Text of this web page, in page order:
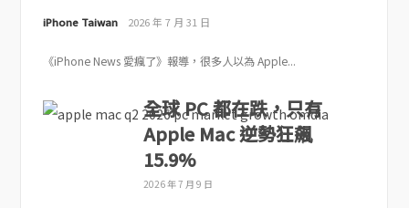
iPhone Taiwan 2026 年 7 月 31 日
《iPhone News 愛瘋了》報導，很多人以為 Apple...
全球 PC 都在跌，只有
Apple Mac 逆勢狂飆
15.9%
2026 年 7 月 9 日